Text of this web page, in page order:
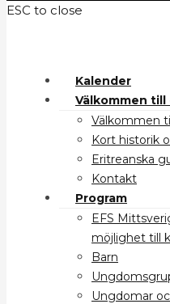
ESC to close
Kalender
Välkommen till
Välkommen
Kort historik
Eritreanska
Kontakt
Program
EFS
möjlighet till
Barn
Ungdomar